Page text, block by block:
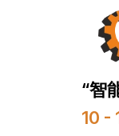
“智
10 -